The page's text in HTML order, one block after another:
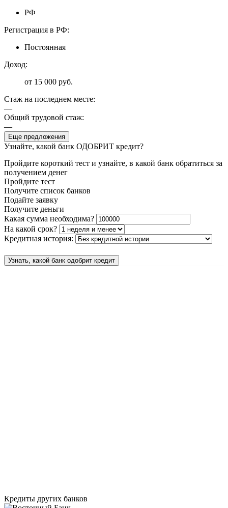
РФ
Регистрация в РФ:
Постоянная
Доход:
от 15 000 руб.
Стаж на последнем месте:
—
Общий трудовой стаж:
—
Еще предложения
Узнайте, какой банк ОДОБРИТ кредит?
Пройдите короткий тест и узнайте, в какой банк обратиться за
получением денег
Пройдите тест
Получите список банков
Подайте заявку
Получите деньги
Какая сумма необходима?
На какой срок?
Кредитная история:
Узнать, какой банк одобрит кредит
Кредиты других банков